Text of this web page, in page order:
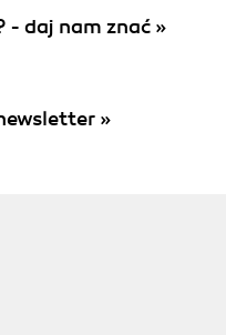
- daj nam znać »
»